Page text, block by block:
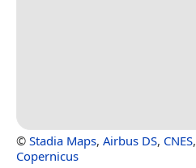
© Stadia Maps, Airbus DS, CNES,
Copernicus